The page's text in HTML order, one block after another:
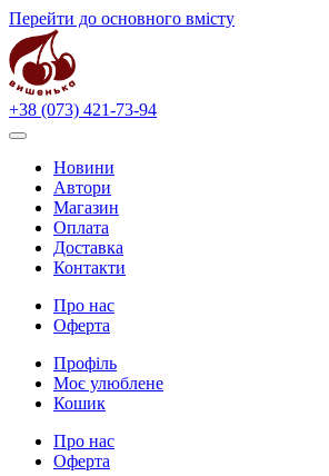
Перейти до основного вмісту
+38 (073) 421-73-94
Новини
Автори
Магазин
Оплата
Доставка
Контакти
Про нас
Оферта
Профіль
Моє улюблене
Кошик
Про нас
Оферта